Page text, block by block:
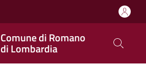
Comune di Romano
di Lombardia